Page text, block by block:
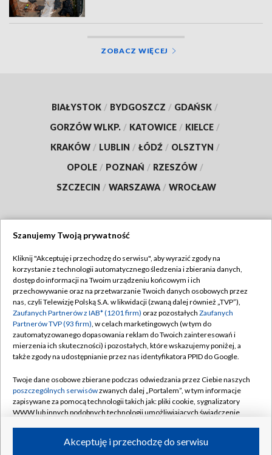
ZOBACZ WIĘCEJ
BIAŁYSTOK / BYDGOSZCZ / GDAŃSK /
GORZÓW WLKP. / KATOWICE / KIELCE /
KRAKÓW / LUBLIN / ŁÓDŹ / OLSZTYN /
OPOLE / POZNAŃ / RZESZÓW /
SZCZECIN / WARSZAWA / WROCŁAW
TVP
Abonament TVP
Emisja w TVP
Centrum informacji TVP
Naziemna Telewizja Cyfrowa
Rada Programowa
System NOS
Informacje o nadawcy
Program dla prasy
Regulamin TVP
Polityka prywatności
Moje zgody
Pomoc
Kontakt
Kanały
Szanujemy Twoją prywatność
Kliknij "Akceptuję i przechodzę do serwisu", aby wyrazić zgody na
korzystanie z technologii automatycznego śledzenia i zbierania danych,
dostęp do informacji na Twoim urządzeniu końcowym i ich
przechowywanie oraz na przetwarzanie Twoich danych osobowych przez
nas, czyli Telewizję Polską S.A. w likwidacji (zwaną dalej również „TVP”),
Zaufanych Partnerów z IAB* (1201 firm) oraz pozostałych Zaufanych
Partnerów TVP (93 firm), w celach marketingowych (w tym do
zautomatyzowanego dopasowania reklam do Twoich zainteresowań i
mierzenia ich skuteczności) i pozostałych, które wskazujemy poniżej, a
także zgody na udostępnianie przez nas identyfikatora PPID do Google.
Twoje dane osobowe zbierane podczas odwiedzania przez Ciebie naszych
poszczególnych serwisówzwanych dalej „Portalem”, w tym informacje
zapisywane za pomocą technologii takich jak: pliki cookie, sygnalizatory
WWW lub innych podobnych technologii umożliwiających świadczenie
ruchu w Internecie.Akceptuję i przechodzę do serwisu